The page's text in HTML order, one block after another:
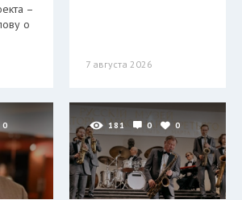
–
о
7 августа 2026
0 181 0 0